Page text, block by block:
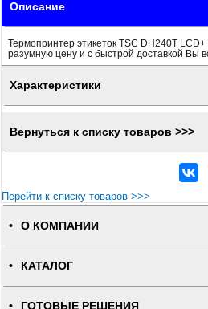
Описание
Термопринтер этикеток TSC DH240T
разумную цену и с быстрой доставкой Вы
Характеристики
Вернуться к списку товаров >>>
Перейти к списку товаров >>>
О КОМПАНИИ
КАТАЛОГ
ГОТОВЫЕ РЕШЕНИЯ